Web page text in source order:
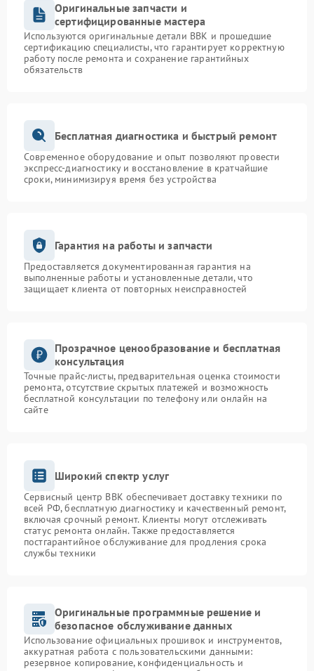
Оригинальные запчасти и
сертифицированные мастера
Используются оригинальные детали BBK и прошедшие
сертификацию специалисты, что гарантирует корректную
работу после ремонта и сохранение гарантийных
обязательств
Бесплатная диагностика и быстрый ремонт
Современное оборудование и опыт позволяют провести
экспресс-диагностику и восстановление в кратчайшие
сроки, минимизируя время без устройства
Гарантия на работы и запчасти
Предоставляется документированная гарантия на
выполненные работы и установленные детали, что
защищает клиента от повторных неисправностей
Прозрачное ценообразование и бесплатная
консультация
Точные прайс-листы, предварительная оценка стоимости
ремонта, отсутствие скрытых платежей и возможность
бесплатной консультации по телефону или онлайн на
сайте
Широкий спектр услуг
Сервисный центр BBK обеспечивает доставку техники по
всей РФ, бесплатную диагностику и качественный ремонт,
включая срочный ремонт. Клиенты могут отслеживать
статус ремонта онлайн. Также предоставляется
постгарантийное обслуживание для продления срока
службы техники
Оригинальные программные решение и
безопасное обслуживание данных
Использование официальных прошивок и инструментов,
аккуратная работа с пользовательскими данными:
резервное копирование, конфиденциальность и